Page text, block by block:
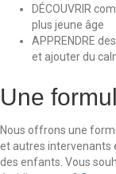
DÉCOUVRIR
plus jeune âge
APPRENDRE
et ajouter du
Une
Nous offrons une
et autres intervenants
des enfants. Vous